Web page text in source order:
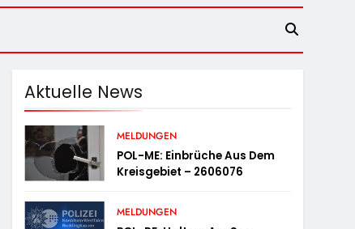
Aktuelle News
MELDUNGEN
POL-ME: Einbrüche Aus Dem
Kreisgebiet – 2606076
MELDUNGEN